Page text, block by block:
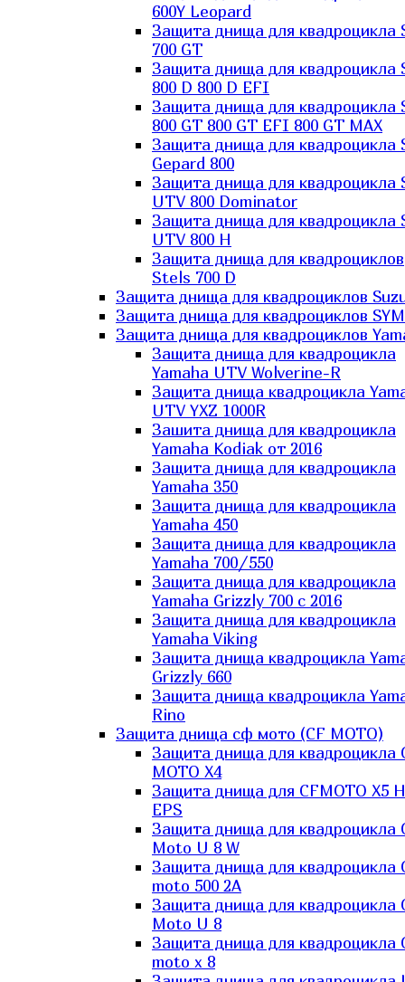
600Y Leopard
Защита днища для квадроцикла
700 GT
Защита днища для квадроцикла
800 D 800 D EFI
Защита днища для квадроцикла
800 GT 800 GT EFI 800 GT MAX
Защита днища для квадроцикла
Gepard 800
Защита днища для квадроцикла
UTV 800 Dominator
Защита днища для квадроцикла
UTV 800 H
Защита днища для квадроциклов
Stels 700 D
Защита днища для квадроциклов
Защита днища для квадроциклов SYM
Защита днища для квадроциклов
Защита днища для квадроцикла
Yamaha UTV Wolverine-R
Защита днища квадроцикла
UTV YXZ 1000R
Зашита днища для квадроцикла
Yamaha Kodiak от 2016
Защита днища для квадроцикла
Yamaha 350
Защита днища для квадроцикла
Yamaha 450
Защита днища для квадроцикла
Yamaha 700/550
Защита днища для квадроцикла
Yamaha Grizzly 700 с 2016
Защита днища для квадроцикла
Yamaha Viking
Защита днища квадроцикла
Grizzly 660
Защита днища квадроцикла
Rino
Защита днища сф мото (CF MOTO)
Защита днища для квадроцикла
MOTO X4
Защита днища для CFMOTO X5
EPS
Защита днища для квадроцикла
Moto U 8 W
Защита днища для квадроцикла
moto 500 2A
Защита днища для квадроцикла
Moto U 8
Защита днища для квадроцикла
moto x 8